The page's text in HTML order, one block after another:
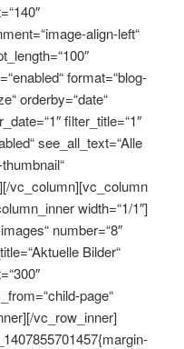
align-left“
format=“blog-
orderby=“date“
filter_title=“1″
see_all_text=“Alle
vc_column][vc_column
width=“1/1″]
number=“8″
Bilder“
page“
vc_row_inner]